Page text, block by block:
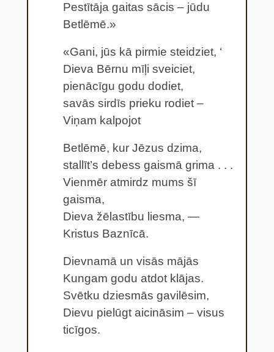
Pestītāja gaitas sācis – jūdu
Betlēmē.»
«Gani, jūs kā pirmie steidziet, ‘
Dieva Bērnu mīļi sveiciet,
pienācīgu godu dodiet,
savās sirdīs prieku rodiet –
Viņam kalpojot
Betlēmē, kur Jēzus dzima,
stallīt’s debess gaismā grima . . .
Vienmēr atmirdz mums šī
gaisma,
Dieva žēlastību liesma, —
Kristus Baznīcā.
Dievnamā un visās mājās
Kungam godu atdot klājas.
Svētku dziesmās gavilēsim,
Dievu pielūgt aicināsim – visus
ticīgos.